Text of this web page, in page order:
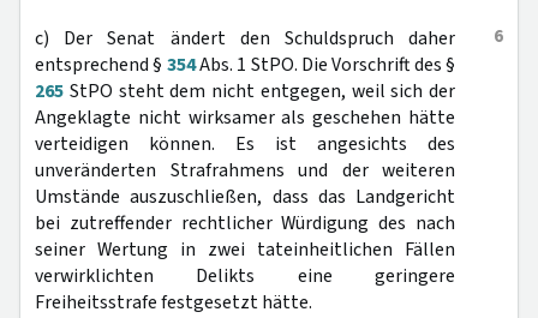
6
c) Der Senat ändert den Schuldspruch daher
entsprechend § 354Abs. 1 StPO. Die Vorschrift des §
265 StPO steht dem nicht entgegen, weil sich der
Angeklagte nicht wirksamer als geschehen hätte
verteidigen können. Es ist angesichts des
unveränderten Strafrahmens und der weiteren
Umstände auszuschließen, dass das Landgericht
bei zutreffender rechtlicher Würdigung des nach
seiner Wertung in zwei tateinheitlichen Fällen
verwirklichten Delikts eine geringere
Freiheitsstrafe festgesetzt hätte.